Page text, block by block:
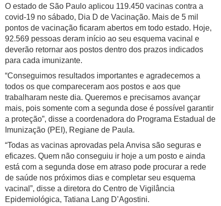
O estado de São Paulo aplicou 119.450 vacinas contra a
covid-19 no sábado, Dia D de Vacinação. Mais de 5 mil
pontos de vacinação ficaram abertos em todo estado. Hoje,
92.569 pessoas deram início ao seu esquema vacinal e
deverão retornar aos postos dentro dos prazos indicados
para cada imunizante.
“Conseguimos resultados importantes e agradecemos a
todos os que compareceram aos postos e aos que
trabalharam neste dia. Queremos e precisamos avançar
mais, pois somente com a segunda dose é possível garantir
a proteção”, disse a coordenadora do Programa Estadual de
Imunização (PEI), Regiane de Paula.
“Todas as vacinas aprovadas pela Anvisa são seguras e
eficazes. Quem não conseguiu ir hoje a um posto e ainda
está com a segunda dose em atraso pode procurar a rede
de saúde nos próximos dias e completar seu esquema
vacinal”, disse a diretora do Centro de Vigilância
Epidemiológica, Tatiana Lang D’Agostini.